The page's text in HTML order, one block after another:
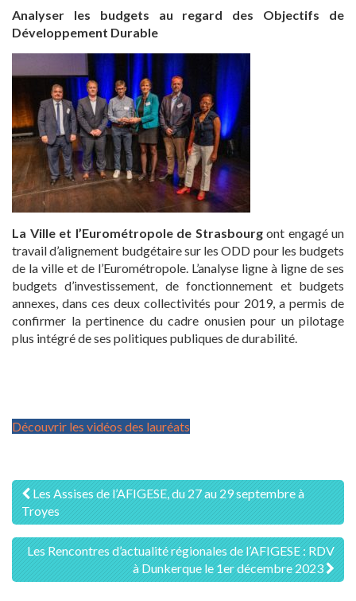
Analyser les budgets au regard des Objectifs de
Développement Durable
La Ville et l’Eurométropole de Strasbourgont engagé un
travail d’alignement budgétaire sur les ODD pour les budgets
de la ville et de l’Eurométropole. L’analyse ligne à ligne de ses
budgets d’investissement, de fonctionnement et budgets
annexes, dans ces deux collectivités pour 2019, a permis de
confirmer la pertinence du cadre onusien pour un pilotage
plus intégré de ses politiques publiques de durabilité.
Découvrir les vidéos des lauréats
Navigation
des
articles
Les Assises de l’AFIGESE, du 27 au 29 septembre à
Troyes
Les Rencontres d’actualité régionales de l’AFIGESE : RDV
à Dunkerque le 1er décembre 2023